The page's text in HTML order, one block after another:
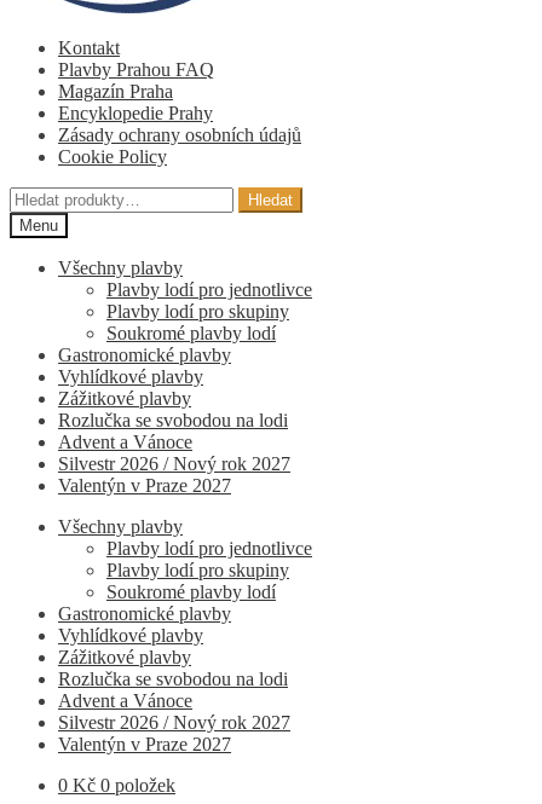
Kontakt
Plavby Prahou FAQ
Magazín Praha
Encyklopedie Prahy
Zásady ochrany osobních údajů
Cookie Policy
Hledat:
Hledat
Menu
Všechny plavby
Plavby lodí pro jednotlivce
Plavby lodí pro skupiny
Soukromé plavby lodí
Gastronomické plavby
Vyhlídkové plavby
Zážitkové plavby
Rozlučka se svobodou na lodi
Advent a Vánoce
Silvestr 2026 / Nový rok 2027
Valentýn v Praze 2027
Všechny plavby
Plavby lodí pro jednotlivce
Plavby lodí pro skupiny
Soukromé plavby lodí
Gastronomické plavby
Vyhlídkové plavby
Zážitkové plavby
Rozlučka se svobodou na lodi
Advent a Vánoce
Silvestr 2026 / Nový rok 2027
Valentýn v Praze 2027
0 Kč 0 položek